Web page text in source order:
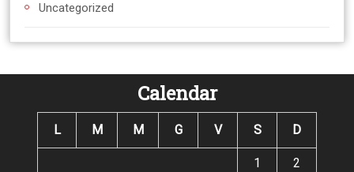
Uncategorized
Calendar
L M M G V S D
1 2